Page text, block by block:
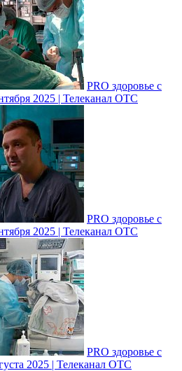
PRO здоровье с
2025 | Телеканал ОТС
PRO здоровье с
2025 | Телеканал ОТС
PRO здоровье с
2025 | Телеканал ОТС